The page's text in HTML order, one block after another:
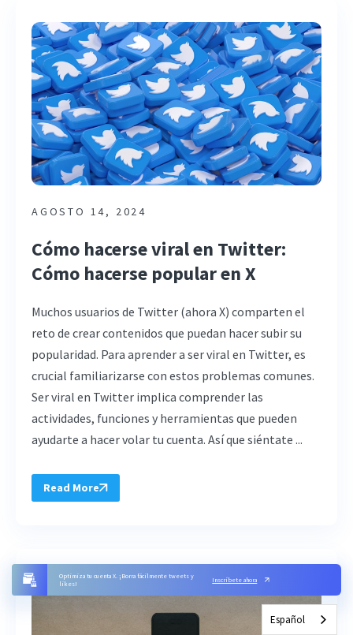
Optimiza tu cuenta X. ¡Borra fácilmente tweets y
likes!
Inscríbete ahora
AGOSTO 14, 2024
Cómo hacerse viral en Twitter:
Cómo hacerse popular en X
Muchos usuarios de Twitter (ahora X) comparten el
reto de crear contenidos que puedan hacer subir su
popularidad. Para aprender a ser viral en Twitter, es
crucial familiarizarse con estos problemas comunes.
Ser viral en Twitter implica comprender las
actividades, funciones y herramientas que pueden
ayudarte a hacer volar tu cuenta. Así que siéntate ...
Read More
Español